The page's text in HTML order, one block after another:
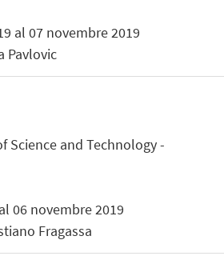
al 07 novembre 2019
Pavlovic
Science and Technology -
06 novembre 2019
Fragassa